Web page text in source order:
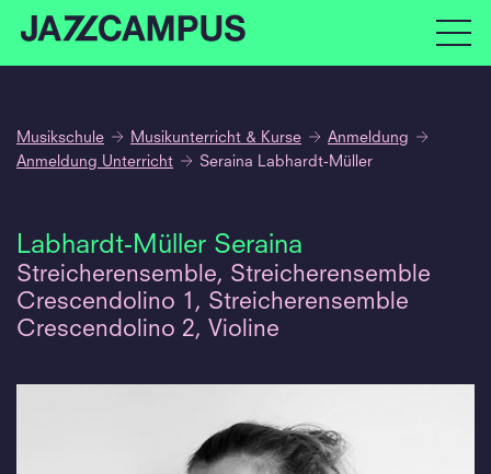
Musikschule Musikunterricht & Kurse
Anmeldung
Anmeldung Unterricht
Seraina Labhardt-Müller
Labhardt-Müller Seraina
Streicherensemble, Streicherensemble
Crescendolino 1, Streicherensemble
Crescendolino 2, Violine